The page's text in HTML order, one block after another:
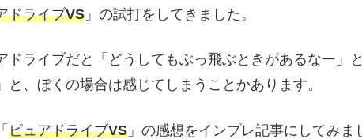
ドライブVS 」の試打をしてきました。
ドライブだと「どうしてもぶっ飛ぶときがあるなー」
と、ぼくの場合は感じてしまうことかあります。
ピュアドライブVS 」の感想をインプレ記事にしてみま